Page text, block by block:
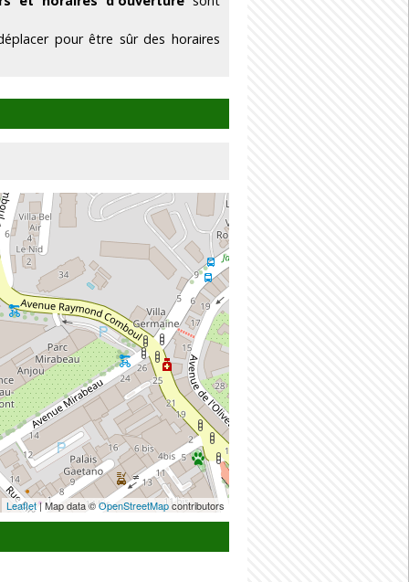
pour être sûr des horaires
Leaflet| Map data ©OpenStreetMapcontributors